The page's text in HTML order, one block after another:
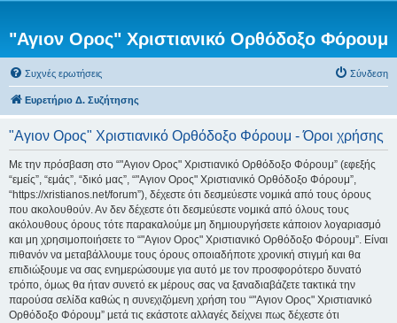
"Αγιον Ορος" Χριστιανικό Ορθόδοξο Φόρουμ
Συχνές ερωτήσεις Σύνδεση
Ευρετήριο Δ. Συζήτησης
"Αγιον Ορος" Χριστιανικό Ορθόδοξο Φόρουμ - Όροι χρήσης
Με την πρόσβαση στο “"Αγιον Ορος" Χριστιανικό Ορθόδοξο Φόρουμ” (εφεξής
“εμείς”, “εμάς”, “δικό μας”, “"Αγιον Ορος" Χριστιανικό Ορθόδοξο Φόρουμ”,
“https://xristianos.net/forum”), δέχεστε ότι δεσμεύεστε νομικά από τους όρους
που ακολουθούν. Αν δεν δέχεστε ότι δεσμεύεστε νομικά από όλους τους
ακόλουθους όρους τότε παρακαλούμε μη δημιουργήσετε κάποιον λογαριασμό
και μη χρησιμοποιήσετε το “"Αγιον Ορος" Χριστιανικό Ορθόδοξο Φόρουμ”. Είναι
πιθανόν να μεταβάλλουμε τους όρους οποιαδήποτε χρονική στιγμή και θα
επιδιώξουμε να σας ενημερώσουμε για αυτό με τον προσφορότερο δυνατό
τρόπο, όμως θα ήταν συνετό εκ μέρους σας να ξαναδιαβάζετε τακτικά την
παρούσα σελίδα καθώς η συνεχιζόμενη χρήση του “"Αγιον Ορος" Χριστιανικό
Ορθόδοξο Φόρουμ” μετά τις εκάστοτε αλλαγές δείχνει πως δέχεστε ότι